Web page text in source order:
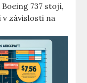
737 stojí,
závislosti na